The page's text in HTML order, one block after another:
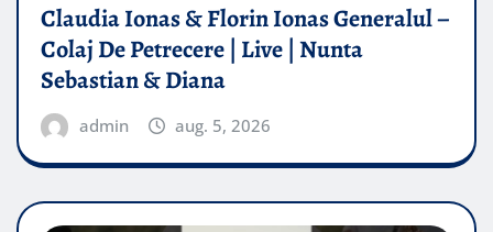
Claudia Ionas & Florin Ionas Generalul –
Colaj De Petrecere | Live | Nunta
Sebastian & Diana
admin aug. 5, 2026